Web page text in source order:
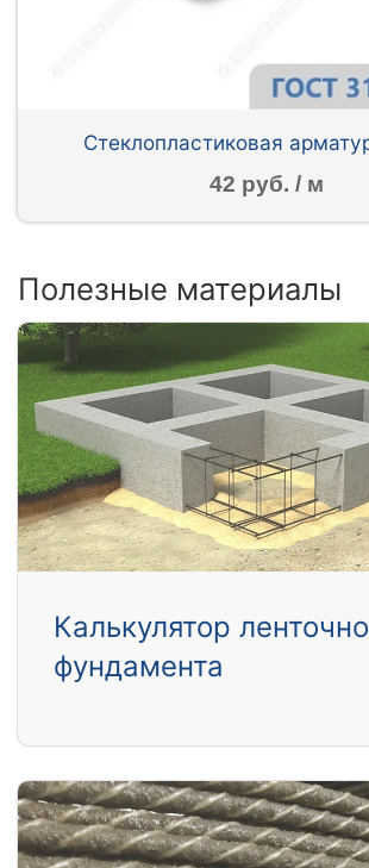
Стеклопластиковая
42 руб. / м
Полезные материалы
Калькулятор
фундамента